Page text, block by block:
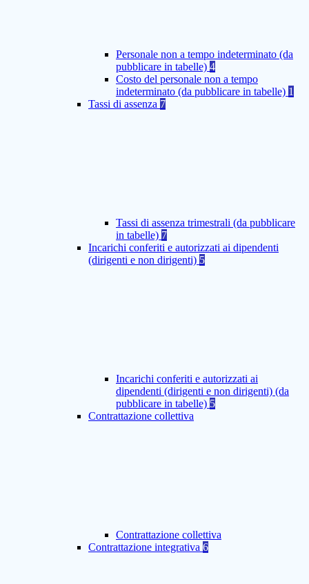
Personale non a tempo indeterminato (da
pubblicare in tabelle) 4
Costo del personale non a tempo
indeterminato (da pubblicare in tabelle) 1
Tassi di assenza 7
Tassi di assenza trimestrali (da pubblicare
in tabelle) 7
Incarichi conferiti e autorizzati ai dipendenti
(dirigenti e non dirigenti) 5
Incarichi conferiti e autorizzati ai
dipendenti (dirigenti e non dirigenti) (da
pubblicare in tabelle) 5
Contrattazione collettiva
Contrattazione collettiva
Contrattazione integrativa 6